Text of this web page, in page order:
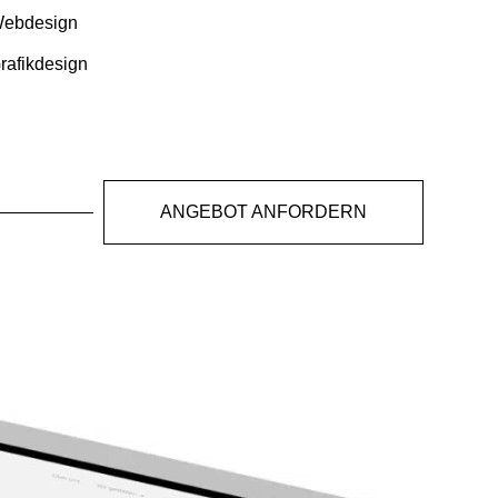
ANGEBOT ANFORDERN